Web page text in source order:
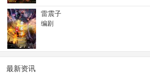
雷震子
编剧
最新资讯